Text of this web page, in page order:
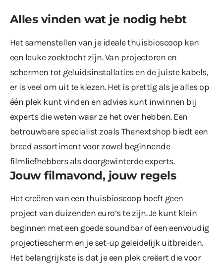
Alles vinden wat je nodig hebt
Het samenstellen van je ideale thuisbioscoop kan
een leuke zoektocht zijn. Van projectoren en
schermen tot geluidsinstallaties en de juiste kabels,
er is veel om uit te kiezen. Het is prettig als je alles op
één plek kunt vinden en advies kunt inwinnen bij
experts die weten waar ze het over hebben. Een
betrouwbare specialist zoalsThenextshop biedt een
breed assortiment voor zowel beginnende
filmliefhebbers als doorgewinterde experts.
Jouw filmavond, jouw regels
Het creëren van een thuisbioscoop hoeft geen
project van duizenden euro’s te zijn. Je kunt klein
beginnen met een goede soundbar of een eenvoudig
projectiescherm en je set-up geleidelijk uitbreiden.
Het belangrijkste is dat je een plek creëert die voor